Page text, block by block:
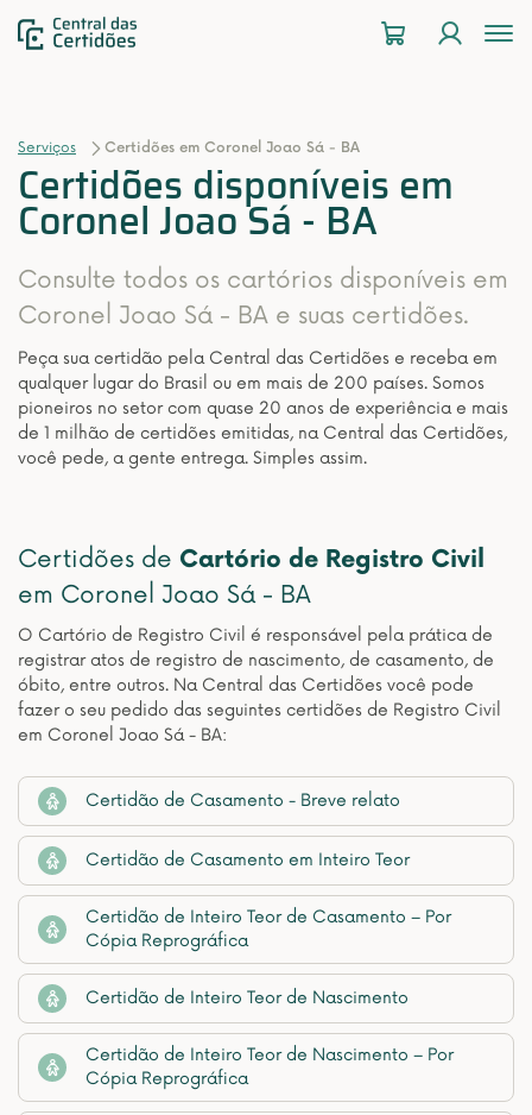
Serviços Certidões em Coronel Joao Sá - BA
Certidões disponíveis em
Coronel Joao Sá - BA
Consulte todos os cartórios disponíveis em
Coronel Joao Sá - BA e suas certidões.
Peça sua certidão pela Central das Certidões e receba em
qualquer lugar do Brasil ou em mais de 200 países. Somos
pioneiros no setor com quase 20 anos de experiência e mais
de 1 milhão de certidões emitidas, na Central das Certidões,
você pede, a gente entrega. Simples assim.
Certidões de Cartório de Registro Civil
em Coronel Joao Sá - BA
O Cartório de Registro Civil é responsável pela prática de
registrar atos de registro de nascimento, de casamento, de
óbito, entre outros. Na Central das Certidões você pode
fazer o seu pedido das seguintes certidões de Registro Civil
em Coronel Joao Sá - BA:
Certidão de Casamento - Breve relato
Certidão de Casamento em Inteiro Teor
Certidão de Inteiro Teor de Casamento – Por
Cópia Reprográfica
Certidão de Inteiro Teor de Nascimento
Certidão de Inteiro Teor de Nascimento – Por
Cópia Reprográfica